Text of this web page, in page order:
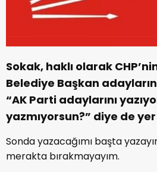
Sokak, haklı olarak
Belediye Başkan
“AK Parti adaylarını
yazmıyorsun?” diye de
Sonda yazacağımı başta
merakta bırakmayayım.